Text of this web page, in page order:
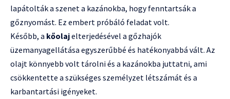
lapátolták a szenet a kazánokba, hogy fenntartsák a
gőznyomást. Ez embert próbáló feladat volt.
Később, a kőolajelterjedésével a gőzhajók
üzemanyagellátása egyszerűbbé és hatékonyabbá vált. Az
olajt könnyebb volt tárolni és a kazánokba juttatni, ami
csökkentette a szükséges személyzet létszámát és a
karbantartási igényeket.